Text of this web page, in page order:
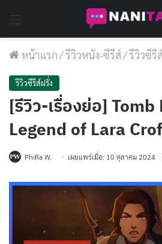
หน้าแรก/รีวิวหนัง-ซีรีส์/รีวิวซีรี
รีวิวซีรีส์ฝรั่ง
[รีวิว-เรื่องย่อ]
Legend of Lara
PhiRa W. เผยแพร่เมื่อ: 10 ตุลาคม 2024